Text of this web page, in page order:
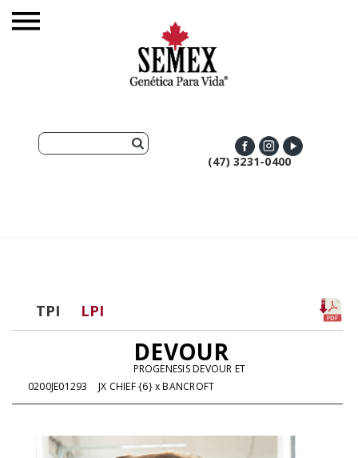
(47) 3231-0400
TPI LPI
DEVOUR
PROGENESIS DEVOUR ET
0200JE01293
JX CHIEF {6} x BANCROFT